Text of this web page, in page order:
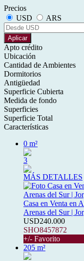
Precios
USD
ARS
Aplicar
Apto crédito
Ubicación
Cantidad de Ambientes
Dormitorios
Antigüedad
Superficie Cubierta
Medida de fondo
Superficies
Superficie Total
Características
0 m²
3
MÁS DETALLES
Casa en Venta en
Arenas del Sur |
USD240.000
SHO8457872
+/- Favorito
205 m²